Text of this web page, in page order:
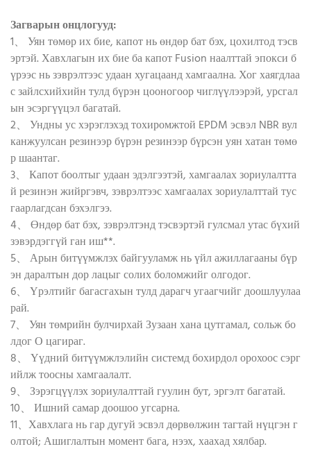
Загварын онцлогууд:
1、 Уян төмөр их бие, капот нь өндөр бат бэх, цохилтод тэсв
эртэй. Хавхлагын их бие ба капот Fusion наалттай эпокси б
үрээс нь зэврэлтээс удаан хугацаанд хамгаална. Хог хаягдлаа
с зайлсхийхийн тулд бүрэн цооногоор чиглүүлээрэй, урсгал
ын эсэргүүцэл багатай.
2、 Ундны ус хэрэглэхэд тохиромжтой EPDM эсвэл NBR вул
канжуулсан резинээр бүрэн резинээр бүрсэн уян хатан төмө
р шаантаг.
3、 Капот боолтыг удаан эдэлгээтэй, хамгаалах зориулалтта
й резинэн жийргэвч, зэврэлтээс хамгаалах зориулалттай тус
гаарлагдсан бэхэлгээ.
4、 Өндөр бат бэх, зэврэлтэнд тэсвэртэй гулсмал утас бүхий
зэвэрдэггүй ган иш**.
5、 Арын битүүмжлэх байгууламж нь үйл ажиллагааны бүр
эн даралтын дор лацыг солих боломжийг олгодог.
6、 Үрэлтийг багасгахын тулд дарагч угаагчийг доошлуулаа
рай.
7、 Уян төмрийн булчирхай Зузаан хана цутгамал, сольж бо
лдог О цагираг.
8、 Үүдний битүүмжлэлийн системд бохирдол орохоос сэрг
ийлж тоосны хамгаалалт.
9、 Зэрэгцүүлэх зориулалттай гуулин бут, эргэлт багатай.
10、 Ишний самар доошоо угсарна.
11、Хавхлага нь гар дугуй эсвэл дөрвөлжин тагтай нүцгэн г
олтой; Ашиглалтын момент бага, нээх, хаахад хялбар.